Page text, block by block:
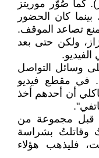
كما صُوّر موريتز
كان الحضور
تصاعد الموقف.
ولكن حتى بعد
الفيديو.
وسائل التواصل
في مقطع فيديو
أن أحدهم أخذ
قبل مجموعة من
وقاتلتُ بشراسة
فليذهب هؤلاء